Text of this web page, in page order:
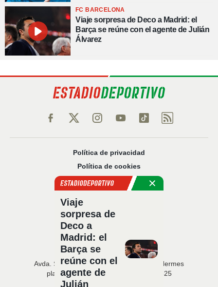
FC BARCELONA
Viaje sorpresa de Deco a Madrid: el
Barça se reúne con el agente de Julián
Álvarez
Política de privacidad
Política de cookies
Política Comercial
Configuración de privacidad
Código Ético
Avda. San Francisco Javier, 22 · Edificio Hermes
planta 5 · 41018 Sevilla · T. 954 216 525
Viaje
sorpresa de
Deco a
Madrid: el
Barça se
reúne con el
agente de
Julián